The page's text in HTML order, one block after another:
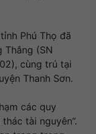
Phú Thọ đã
Thắng (SN
cùng trú tại
Thanh Sơn.
các quy
tài nguyên”.